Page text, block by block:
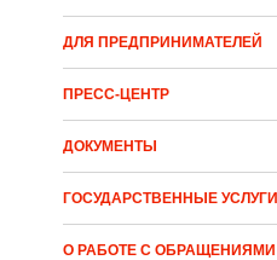
ДЛЯ ПРЕДПРИНИМАТЕЛЕЙ
ПРЕСС-ЦЕНТР
ДОКУМЕНТЫ
ГОСУДАРСТВЕННЫЕ УСЛУГИ
О РАБОТЕ С ОБРАЩЕНИЯМИ